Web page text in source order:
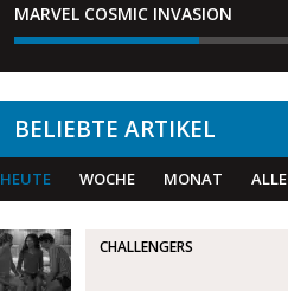
MARVEL COSMIC INVASION
BELIEBTE ARTIKEL
HEUTE WOCHE MONAT ALLE
CHALLENGERS